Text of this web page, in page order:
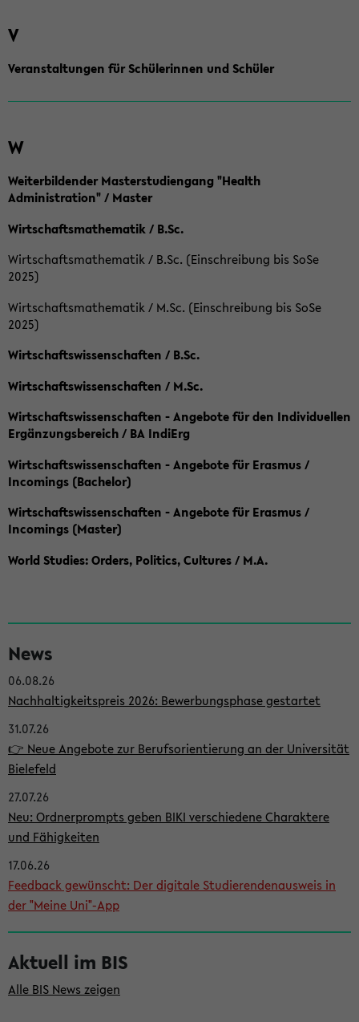
V
Veranstaltungen für Schülerinnen und Schüler
W
Weiterbildender Masterstudiengang "Health
Administration" / Master
Wirtschaftsmathematik / B.Sc.
Wirtschaftsmathematik / B.Sc. (Einschreibung bis SoSe
2025)
Wirtschaftsmathematik / M.Sc. (Einschreibung bis SoSe
2025)
Wirtschaftswissenschaften / B.Sc.
Wirtschaftswissenschaften / M.Sc.
Wirtschaftswissenschaften - Angebote für den Individuellen
Ergänzungsbereich / BA IndiErg
Wirtschaftswissenschaften - Angebote für Erasmus /
Incomings (Bachelor)
Wirtschaftswissenschaften - Angebote für Erasmus /
Incomings (Master)
World Studies: Orders, Politics, Cultures / M.A.
e
i
t
e
n
l
e
i
s
t
e
News
06.08.26
Nachhaltigkeitspreis 2026: Bewerbungsphase gestartet
31.07.26
👉 Neue Angebote zur Berufsorientierung an der Universität
Bielefeld
27.07.26
Neu: Ordnerprompts geben BIKI verschiedene Charaktere
und Fähigkeiten
17.06.26
Feedback gewünscht: Der digitale Studierendenausweis in
der "Meine Uni"-App
Aktuell im BIS
Alle BIS News zeigen